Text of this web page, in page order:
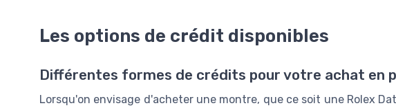
Les options de crédit disponibles
Différentes formes de crédits pour votre achat en
Lorsqu'on envisage d'acheter une montre, que ce soit une Rolex